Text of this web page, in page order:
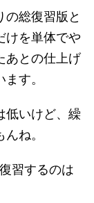
の総復習版と
けを単体でや
あとの仕上げ
す。
低いけど、繰
ね。
習するのは